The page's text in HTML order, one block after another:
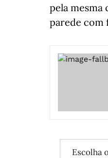
pela mesma
parede com
Escolha